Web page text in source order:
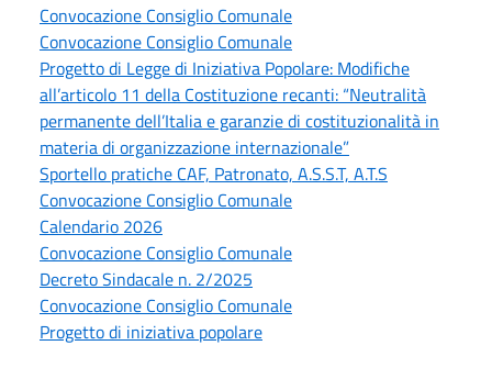
Convocazione Consiglio Comunale
Convocazione Consiglio Comunale
Progetto di Legge di Iniziativa Popolare: Modifiche
all’articolo 11 della Costituzione recanti: “Neutralità
permanente dell’Italia e garanzie di costituzionalità in
materia di organizzazione internazionale”
Sportello pratiche CAF, Patronato, A.S.S.T, A.T.S
Convocazione Consiglio Comunale
Calendario 2026
Convocazione Consiglio Comunale
Decreto Sindacale n. 2/2025
Convocazione Consiglio Comunale
Progetto di iniziativa popolare